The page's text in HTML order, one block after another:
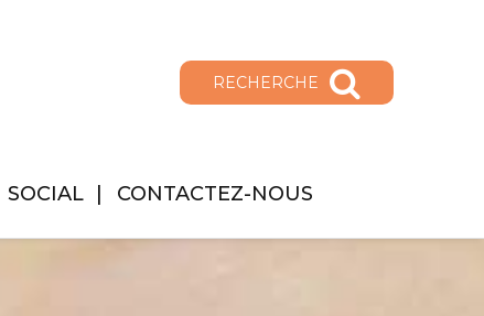
RECHERCHE
SOCIAL CONTACTEZ-NOUS